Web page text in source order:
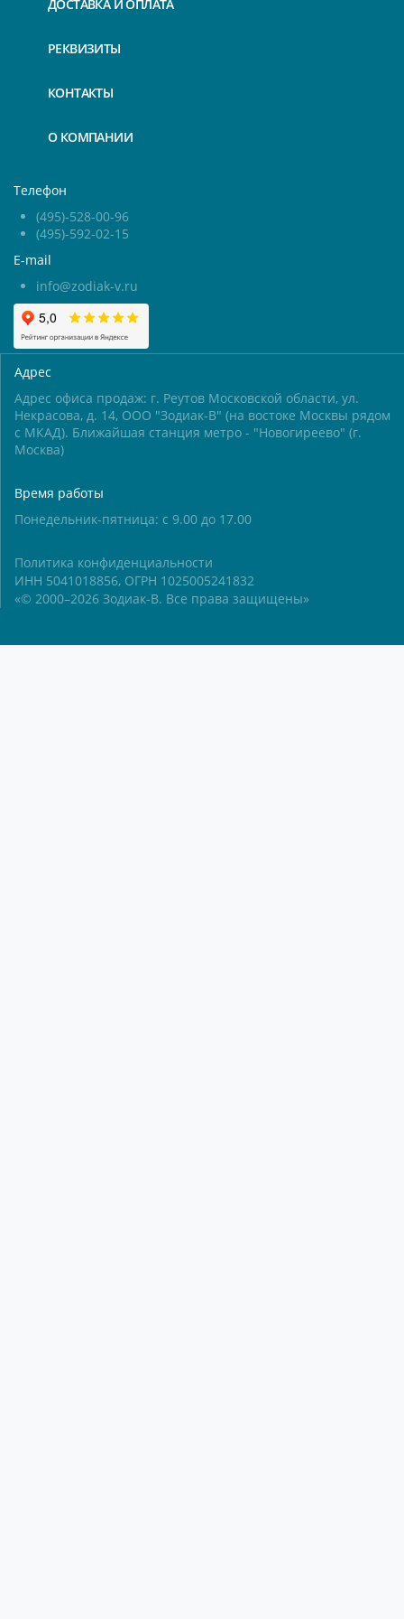
ДОСТАВКА И ОПЛАТА
РЕКВИЗИТЫ
КОНТАКТЫ
О КОМПАНИИ
Телефон
(495)-528-00-96
(495)-592-02-15
E-mail
info@zodiak-v.ru
Адрес
Адрес офиса продаж: г. Реутов Московской области, ул.
Некрасова, д. 14, ООО "Зодиак-В" (на востоке Москвы рядом
с МКАД). Ближайшая станция метро - "Новогиреево" (г.
Москва)
Время работы
Понедельник-пятница: с 9.00 до 17.00
Политика конфиденциальности
ИНН 5041018856, ОГРН 1025005241832
«© 2000–2026 Зодиак-В. Все права защищены»